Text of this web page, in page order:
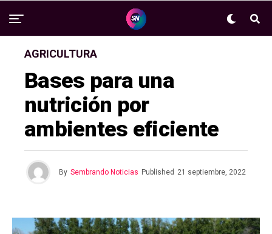
AGRICULTURA
Bases para una
nutrición por
ambientes eficiente
By Sembrando Noticias Published 21 septiembre, 2022